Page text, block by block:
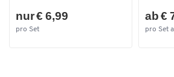
nur € 6,99
pro Set
ab €
pro Set